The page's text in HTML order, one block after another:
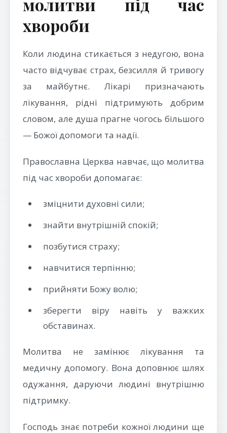
хвороби
Коли людина стикається з недугою, вона
часто відчуває страх, безсилля й тривогу
за майбутнє. Лікарі призначають
лікування, рідні підтримують добрим
словом, але душа прагне чогось більшого
— Божої допомоги та надії.
Православна Церква навчає, що молитва
під час хвороби допомагає:
зміцнити духовні сили;
знайти внутрішній спокій;
позбутися страху;
навчитися терпінню;
прийняти Божу волю;
зберегти віру навіть у важких
обставинах.
Молитва не замінює лікування та
медичну допомогу. Вона доповнює шлях
одужання, даруючи людині внутрішню
підтримку.
Господь знає потреби кожної людини ще